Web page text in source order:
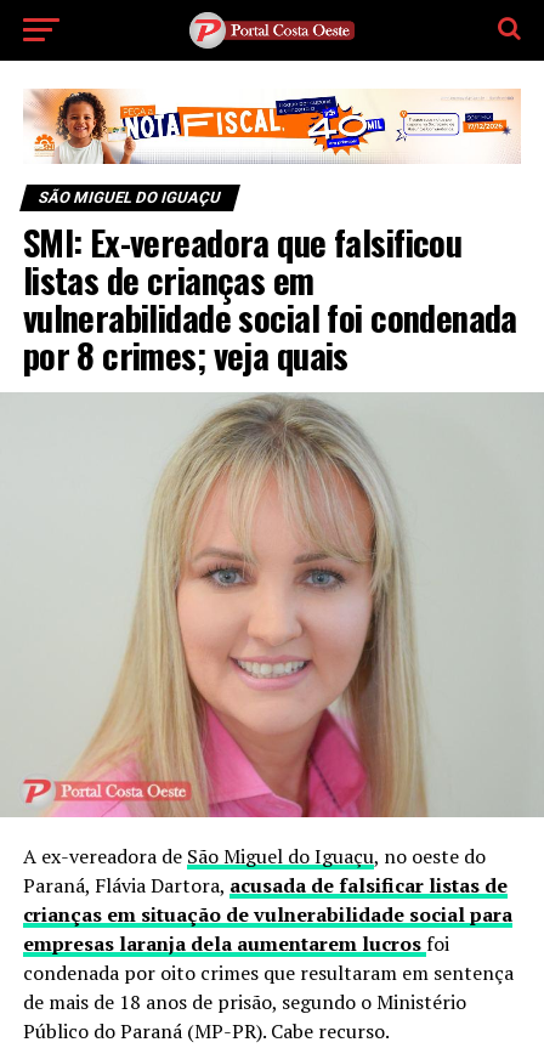
SÃO MIGUEL DO IGUAÇU
SMI: Ex-vereadora que falsificou
listas de crianças em
vulnerabilidade social foi condenada
por 8 crimes; veja quais
A ex-vereadora de São Miguel do Iguaçu, no oeste do
Paraná, Flávia Dartora, acusada de falsificar listas de
crianças em situação de vulnerabilidade social para
empresas laranja dela aumentarem lucrosfoi
condenada por oito crimes que resultaram em sentença
de mais de 18 anos de prisão, segundo o Ministério
Público do Paraná (MP-PR). Cabe recurso.